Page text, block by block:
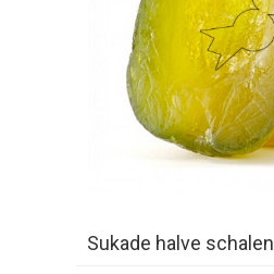
Sukade halve schalen